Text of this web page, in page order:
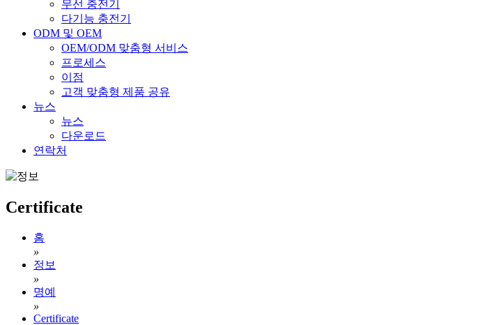
무선 충전기
다기능 충전기
ODM 및 OEM
OEM/ODM 맞춤형 서비스
프로세스
이점
고객 맞춤형 제품 공유
뉴스
뉴스
다운로드
연락처
Certificate
홈
»
정보
»
명예
»
Certificate